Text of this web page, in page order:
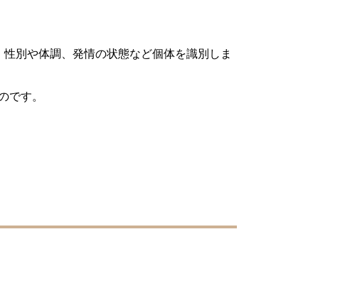
別や体調、発情の状態など個体を識別しま
です。